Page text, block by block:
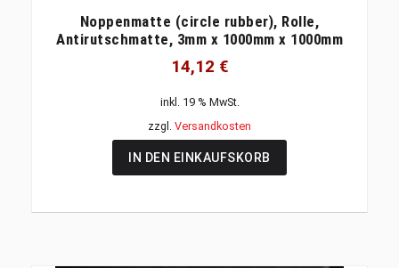
Noppenmatte (circle rubber), Rolle,
Antirutschmatte, 3mm x 1000mm x 1000mm
14,12 €
inkl. 19 % MwSt.
zzgl. Versandkosten
IN DEN EINKAUFSKORB